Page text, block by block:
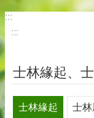
:::
:::
士林緣起、
士林緣起 士林